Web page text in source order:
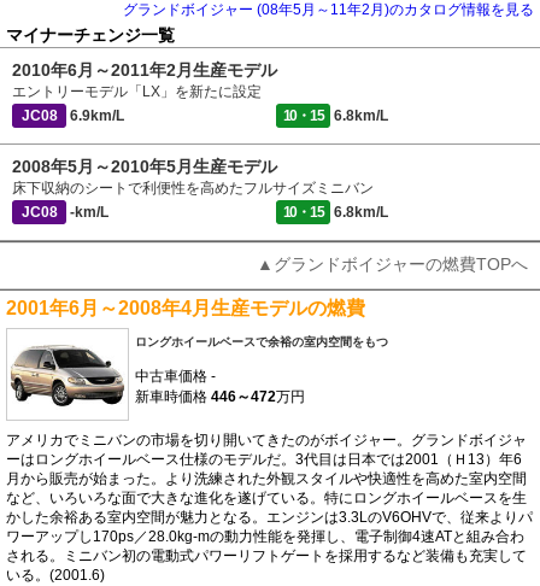
グランドボイジャー (08年5月～11年2月)のカタログ情報を見る
マイナーチェンジ一覧
2010年6月～2011年2月生産モデル
エントリーモデル「LX」を新たに設定
JC08
6.9km/L 10・15 6.8km/L
2008年5月～2010年5月生産モデル
床下収納のシートで利便性を高めたフルサイズミニバン
JC08
-km/L 10・15 6.8km/L
▲グランドボイジャーの燃費TOPへ
2001年6月～2008年4月生産モデルの燃費
ロングホイールベースで余裕の室内空間をもつ
中古車価格 -
新車時価格 446～472万円
アメリカでミニバンの市場を切り開いてきたのがボイジャー。グランドボイジャ
ーはロングホイールベース仕様のモデルだ。3代目は日本では2001（Ｈ13）年6
月から販売が始まった。より洗練された外観スタイルや快適性を高めた室内空間
など、いろいろな面で大きな進化を遂げている。特にロングホイールベースを生
かした余裕ある室内空間が魅力となる。エンジンは3.3LのV6OHVで、従来よりパ
ワーアップし170ps／28.0kg-mの動力性能を発揮し、電子制御4速ATと組み合わ
される。ミニバン初の電動式パワーリフトゲートを採用するなど装備も充実して
いる。(2001.6)